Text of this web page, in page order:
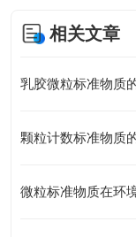
相关文章
乳胶微粒标准物质
颗粒计数标准物质
微粒标准物质在环